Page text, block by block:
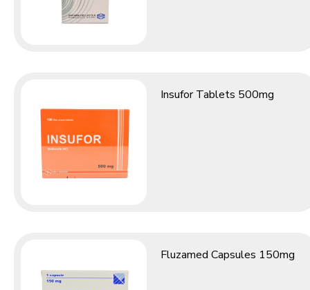
Insufor Tablets 500mg
Fluzamed Capsules 150mg